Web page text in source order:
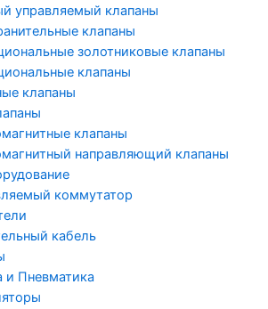
управляемый клапаны
клапаны
золотниковые клапаны
клапаны
клапаны
клапаны
направляющий клапаны
коммутатор
кабель
и Пневматика